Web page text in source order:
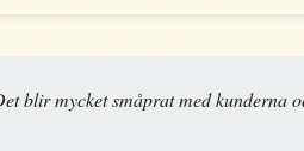
blir mycket småprat med kunderna